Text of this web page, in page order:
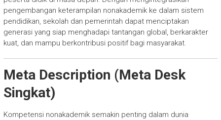
pengembangan keterampilan nonakademik ke dalam sistem
pendidikan, sekolah dan pemerintah dapat menciptakan
generasi yang siap menghadapi tantangan global, berkarakter
kuat, dan mampu berkontribusi positif bagi masyarakat.
Meta Description (Meta Desk
Singkat)
Kompetensi nonakademik semakin penting dalam dunia